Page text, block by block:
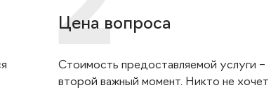
Цена вопроса
Стоимость предоставляемой услуги –
второй важный момент. Никто не хочет